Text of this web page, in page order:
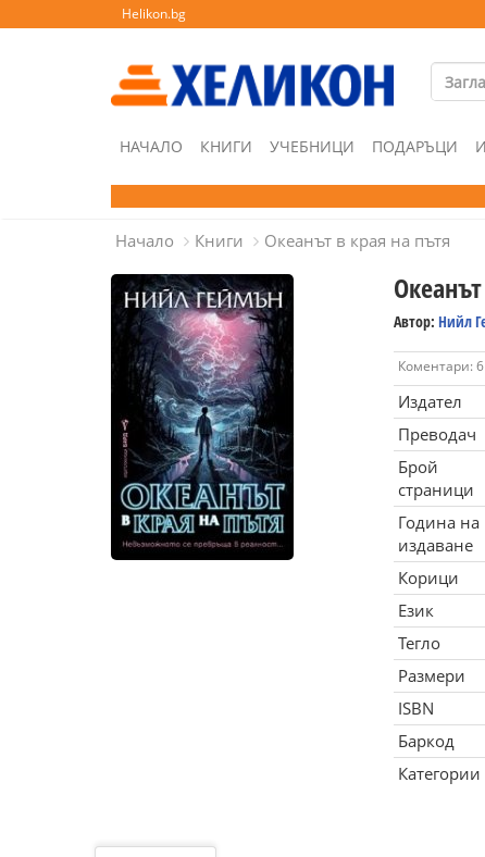
Helikon.bg
НАЧАЛО КНИГИ УЧЕБНИЦИ ПОДАРЪЦИ
Начало Книги Океанът в края на пътя
Автор: Нийл
Коментари: 6
Издател
Преводач
Брой
страници
Година на
издаване
Корици
Език
Тегло
Размери
ISBN
Баркод
Категории